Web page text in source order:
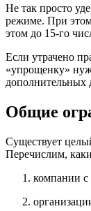
Не так просто
режиме. При
этом до 15-го
Если утрачено
«упрощенку»
дополнительных
Общие
Существует
Перечислим,
компании с